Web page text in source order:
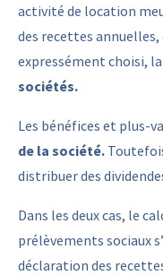
activité de location
des recettes annuelles,
expressément choisi, la
sociétés.
Les bénéfices et plus-
de la société.
distribuer des
Dans les deux cas, le
prélèvements sociaux
déclaration des